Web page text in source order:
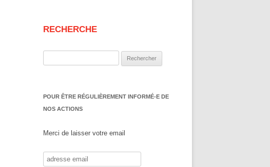
RECHERCHE
POUR ÊTRE RÉGULIÈREMENT INFORMÉ-E DE
NOS ACTIONS
Merci de laisser votre email